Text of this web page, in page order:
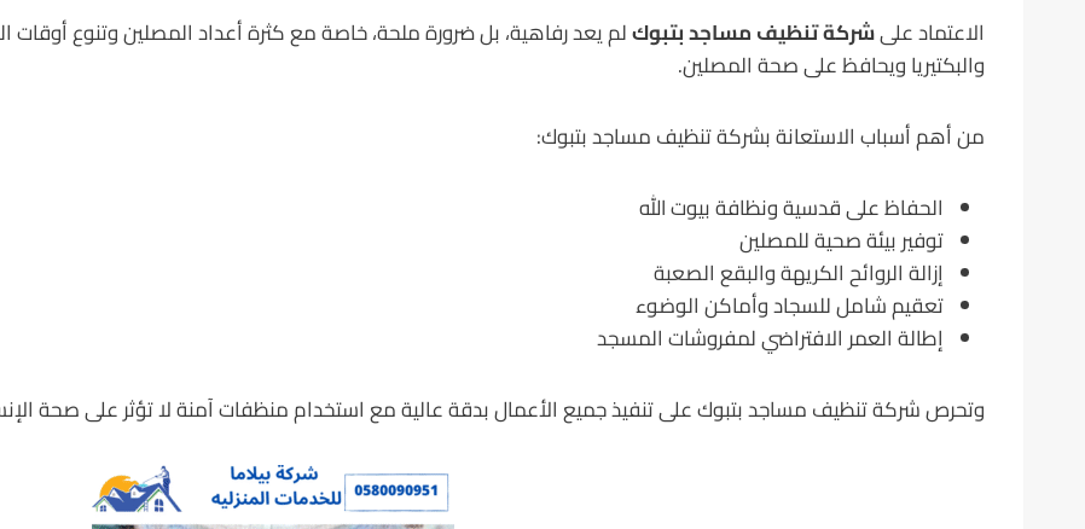
الاعتماد علىشركة تنظيف مساجد بتبوكلم يعد رفاهية، بل ضرورة ملحة، خاصة مع كثرة أعداد المصلين وتنوع أوقات
والبكتيريا ويحافظ على صحة المصلين.
من أهم أسباب الاستعانة بشركة تنظيف مساجد بتبوك:
الحفاظ على قدسية ونظافة بيوت الله
توفير بيئة صحية للمصلين
إزالة الروائح الكريهة والبقع الصعبة
تعقيم شامل للسجاد وأماكن الوضوء
إطالة العمر الافتراضي لمفروشات المسجد
وتحرص شركة تنظيف مساجد بتبوك على تنفيذ جميع الأعمال بدقة عالية مع استخدام منظفات آمنة لا تؤثر على صحة